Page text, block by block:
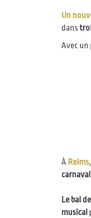
Un
dans
Avec
À Reims
carnaval
Le bal
musical